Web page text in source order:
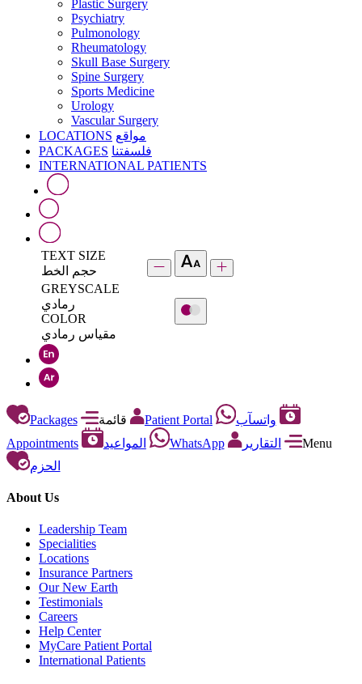
Plastic Surgery
Psychiatry
Pulmonology
Rheumatology
Skull Base Surgery
Spine Surgery
Sports Medicine
Urology
Vascular Surgery
LOCATIONS مواقع
PACKAGES فلسفتنا
INTERNATIONAL PATIENTS
TEXT SIZE
حجم الخط
GREYSCALE
رمادي
COLOR
مقياس رمادي
Packages Patient Portal
واتسآب
Appointments
المواعيد WhatsApp التقارير
Menu
الحزم
About Us
Leadership Team
Specialities
Locations
Insurance Partners
Our New Earth
Testimonials
Careers
Help Center
MyCare Patient Portal
International Patients